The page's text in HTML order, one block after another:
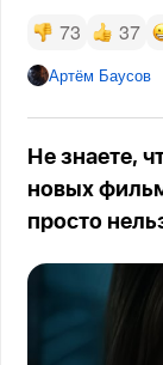
73 37
Артём Баусов
Не знаете,
новых
просто